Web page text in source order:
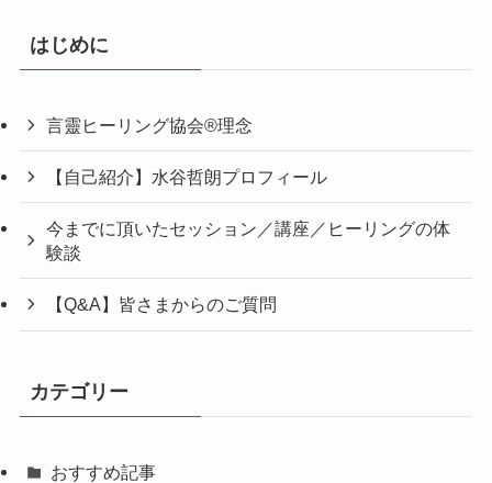
はじめに
言靈ヒーリング協会®理念
【自己紹介】水谷哲朗プロフィール
今までに頂いたセッション／講座／ヒーリングの体
験談
【Q&A】皆さまからのご質問
カテゴリー
おすすめ記事